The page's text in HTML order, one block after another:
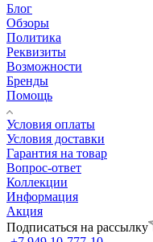
Блог
Обзоры
Политика
Реквизиты
Возможности
Бренды
Помощь
Условия оплаты
Условия доставки
Гарантия на товар
Вопрос-ответ
Коллекции
Информация
Акция
Подписаться на рассылку